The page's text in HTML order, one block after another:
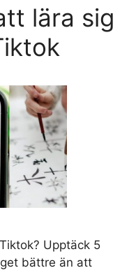
lära sig
Upptäck 5
bättre än att